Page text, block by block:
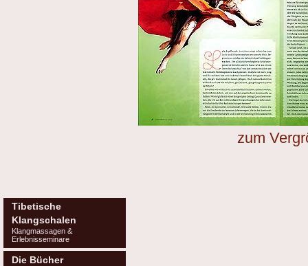
zum
Tibetische
Klangschalen
Klangmassagen &
Erlebnisseminare
Die Bücher